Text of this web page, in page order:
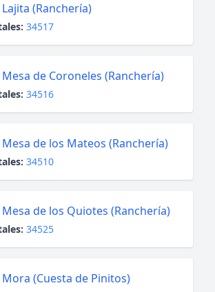
Lajita (Ranchería)
34517
Mesa de Coroneles (Ranchería)
34516
Mesa de los Mateos (Ranchería)
34510
Mesa de los Quiotes (Ranchería)
34525
Mora (Cuesta de Pinitos)